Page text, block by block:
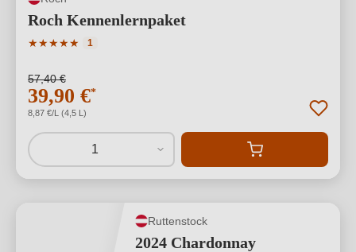
Roch Kennenlernpaket
★★★★★
Durchschnittliche Bewertung von 5 von 5 Sternen
1
57,40 €
39,90 €*
8,87 €/L (4,5 L)
1
Ruttenstock
2024 Chardonnay